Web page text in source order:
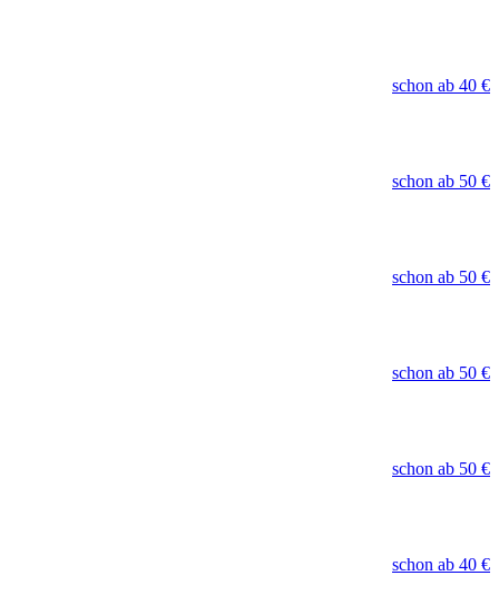
schon ab 40 €
schon ab 50 €
schon ab 50 €
schon ab 50 €
schon ab 50 €
schon ab 40 €